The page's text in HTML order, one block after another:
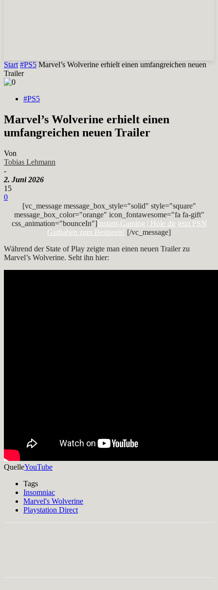
Start #PS5 Marvel’s Wolverine erhielt einen umfangreichen neuen
Trailer
#PS5
Marvel’s Wolverine erhielt einen
umfangreichen neuen Trailer
Von
Tobias Lehmann
-
2. Juni 2026
15
0
[vc_message message_box_style="solid" style="square"
message_box_color="orange" icon_fontawesome="fa fa-gift"
css_animation="bounceIn"]Instant-Gaming | Hole dir jetzt PSN
Guthaben zum Bestpreis! [/vc_message]
Während der State of Play zeigte man einen neuen Trailer zu
Marvel’s Wolverine. Seht ihn hier:
QuelleYouTube
Tags
Insomniac
Marvel's Wolverine
Playstation Direct